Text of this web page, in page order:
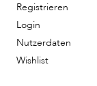
Registrieren
Login
Nutzerdaten
Wishlist